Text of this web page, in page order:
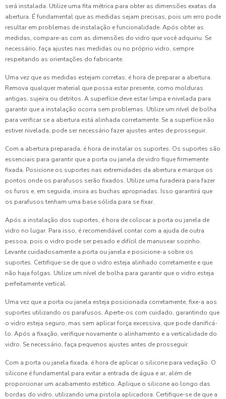
será instalada. Utilize uma fita métrica para obter as dimensões exatas da
abertura. É fundamental que as medidas sejam precisas, pois um erro pode
resultar em problemas de instalação e funcionalidade. Após obter as
medidas, compare-as com as dimensões do vidro que você adquiriu. Se
necessário, faça ajustes nas medidas ou no próprio vidro, sempre
respeitando as orientações do fabricante.
Uma vez que as medidas estejam corretas, é hora de preparar a abertura.
Remova qualquer material que possa estar presente, como molduras
antigas, sujeira ou detritos. A superfície deve estar limpa e nivelada para
garantir que a instalação ocorra sem problemas. Utilize um nível de bolha
para verificar se a abertura está alinhada corretamente. Se a superfície não
estiver nivelada, pode ser necessário fazer ajustes antes de prosseguir.
Com a abertura preparada, é hora de instalar os suportes. Os suportes são
essenciais para garantir que a porta ou janela de vidro fique firmemente
fixada. Posicione os suportes nas extremidades da abertura e marque os
pontos onde os parafusos serão fixados. Utilize uma furadeira para fazer
os furos e, em seguida, insira as buchas apropriadas. Isso garantirá que
os parafusos tenham uma base sólida para se fixar.
Após a instalação dos suportes, é hora de colocar a porta ou janela de
vidro no lugar. Para isso, é recomendável contar com a ajuda de outra
pessoa, pois o vidro pode ser pesado e difícil de manusear sozinho.
Levante cuidadosamente a porta ou janela e posicione-a sobre os
suportes. Certifique-se de que o vidro esteja alinhado corretamente e que
não haja folgas. Utilize um nível de bolha para garantir que o vidro esteja
perfeitamente vertical.
Uma vez que a porta ou janela esteja posicionada corretamente, fixe-a aos
suportes utilizando os parafusos. Aperte-os com cuidado, garantindo que
o vidro esteja seguro, mas sem aplicar força excessiva, que pode danificá-
lo. Após a fixação, verifique novamente o alinhamento e a verticalidade do
vidro. Se necessário, faça pequenos ajustes antes de prosseguir.
Com a porta ou janela fixada, é hora de aplicar o silicone para vedação. O
silicone é fundamental para evitar a entrada de água e ar, além de
proporcionar um acabamento estético. Aplique o silicone ao longo das
bordas do vidro, utilizando uma pistola aplicadora. Certifique-se de que a